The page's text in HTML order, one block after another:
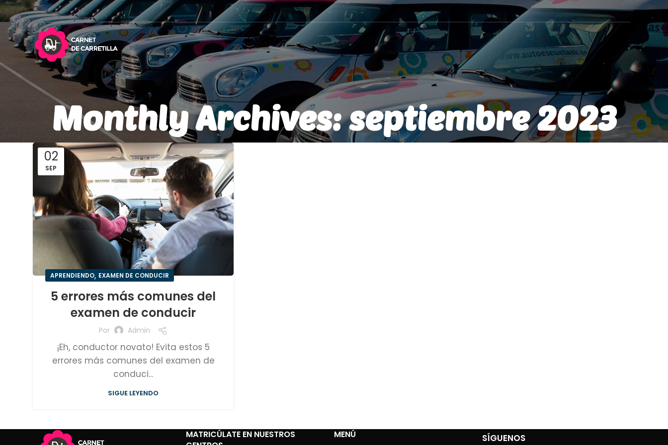
Monthly Archives: septiembre 2023
02
SEP
APRENDIENDO, EXAMEN DE CONDUCIR
5 errores más comunes del
examen de conducir
Por Admin
¡Eh, conductor novato! Evita estos 5
errores más comunes del examen de
conduci...
SIGUE LEYENDO
MATRICÚLATE EN NUESTROS
MENÚ SÍGUENOS